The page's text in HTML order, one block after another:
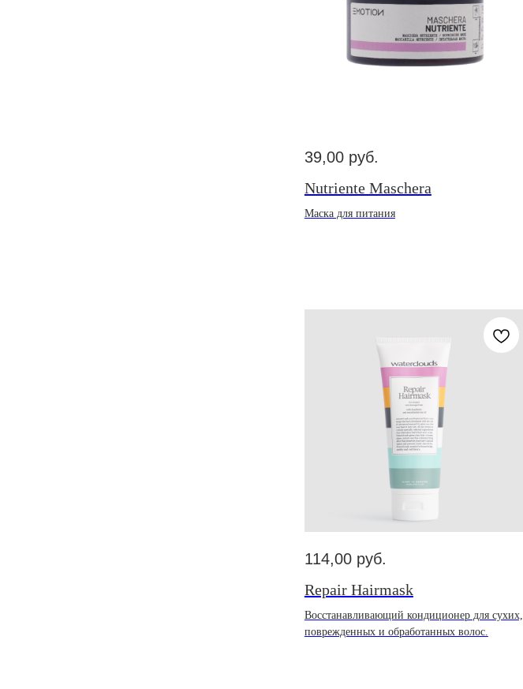
39,00 руб.
Nutriente Maschera
Маска для питания
114,00 руб.
Repair Hairmask
Восстанавливающий кондиционер для сухих,
поврежденных и обработанных волос.